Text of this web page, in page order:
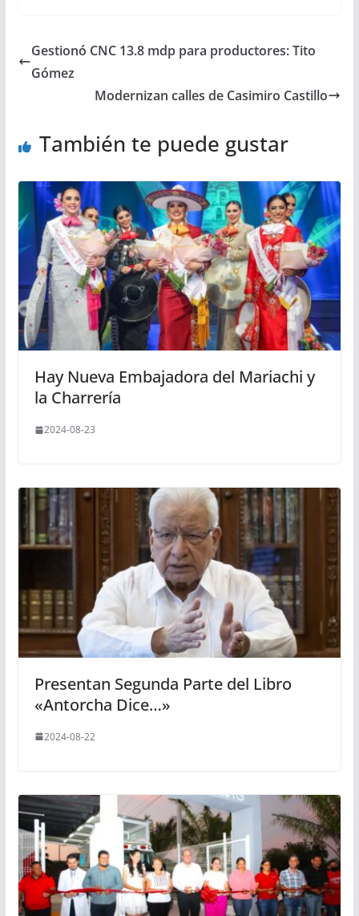
Gestionó CNC 13.8 mdp para productores: Tito
Gómez
Modernizan calles de Casimiro Castillo
También te puede gustar
Hay Nueva Embajadora del Mariachi y
la Charrería
2024-08-23
Presentan Segunda Parte del Libro
«Antorcha Dice…»
2024-08-22